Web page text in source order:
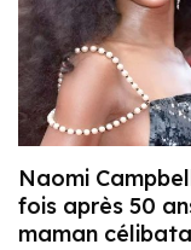
Naomi
fois après 50
maman